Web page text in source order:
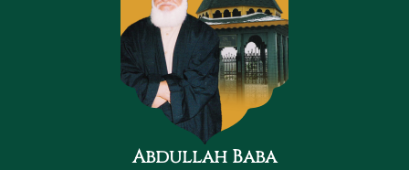
Abdullah Baba